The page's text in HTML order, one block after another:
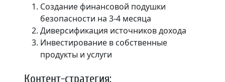
Создание финансовой подушки
безопасности на 3-4 месяца
Диверсификация источников дохода
Инвестирование в собственные
продукты и услуги
Контент-стратегия: